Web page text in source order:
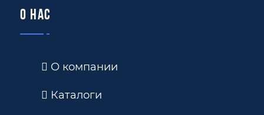
О нас
О компании
Каталоги